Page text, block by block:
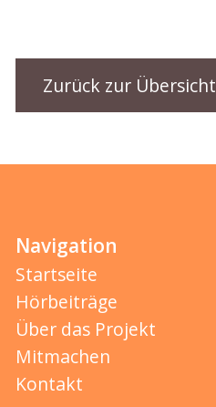
Zurück zur Übersicht
Navigation
Startseite
Hörbeiträge
Über das Projekt
Mitmachen
Kontakt